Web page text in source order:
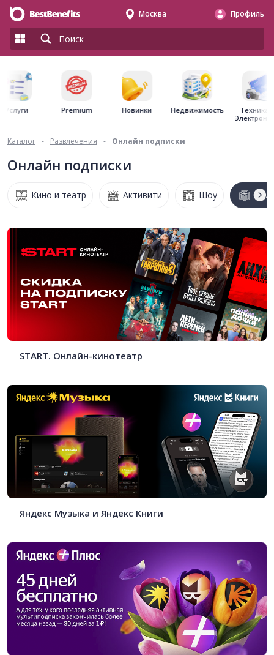
Москва Профиль
Услуги Premium Новинки Недвижимость
Техника
Каталог - Развлечения - Онлайн подписки
Онлайн подписки
Кино и театр Активити Шоу
START . Онлайн-кинотеатр
Яндекс Музыка и Яндекс Книги